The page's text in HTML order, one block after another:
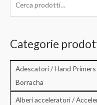
c
Categorie
Adescatori / Hand
Borracha
Alberi acceleratori /